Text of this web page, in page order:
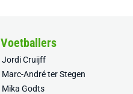
Voetballers
Jordi Cruijff
Marc-André ter Stegen
Mika Godts